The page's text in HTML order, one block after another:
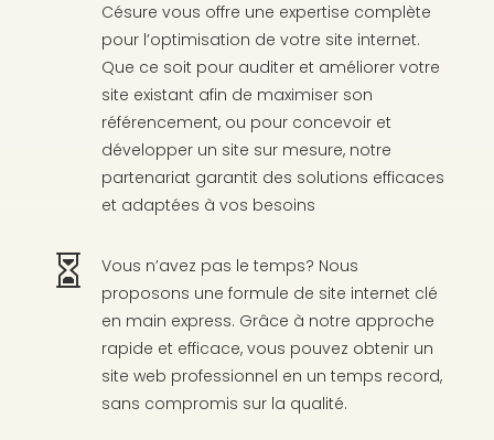
Césure vous offre une expertise complète
pour l’optimisation de votre site internet.
Que ce soit pour auditer et améliorer votre
site existant afin de maximiser son
référencement, ou pour concevoir et
développer un site sur mesure, notre
partenariat garantit des solutions efficaces
et adaptées à vos besoins

Vous n’avez pas le temps? Nous
proposons une formule de site internet clé
en main express. Grâce à notre approche
rapide et efficace, vous pouvez obtenir un
site web professionnel en un temps record,
sans compromis sur la qualité.